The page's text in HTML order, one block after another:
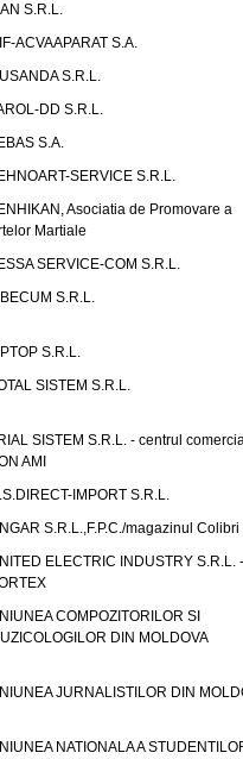
S.R.L.
ACVAAPARAT S.A.
S.R.L.
DD S.R.L.
S.A.
SERVICE S.R.L.
Asociatia de Promovare a
Martiale
SERVICE-COM S.R.L.
S.R.L.
S.R.L.
SISTEM S.R.L.
SISTEM S.R.L. - centrul
AMI
IMPORT S.R.L.
S.R.L.,F.P.C./magazinul Colibri
ELECTRIC INDUSTRY S.R.L. -
COMPOZITORILOR SI
DIN MOLDOVA
JURNALISTILOR DIN
NATIONALA A